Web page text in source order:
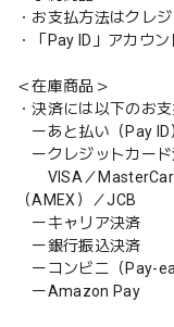
・お支払方法はクレ
・「Pay ID」アカウ
＜在庫商品＞
・決済には以下のお
ーあと払い（Pay ID
ークレジットカード
VISA／MasterCard
（AMEX）／JCB
ーキャリア決済
ー銀行振込決済
ーコンビニ（Pay-
ーAmazon Pay